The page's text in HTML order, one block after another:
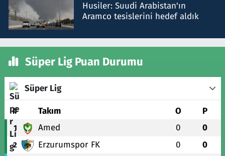
Husiler: Suudi Arabistan'ın
Aramco tesislerini hedef aldık
Süper Lig Puan Durumu
Süper Lig
# Takım O P
1 Amed 0 0
2 Erzurumspor FK 0 0